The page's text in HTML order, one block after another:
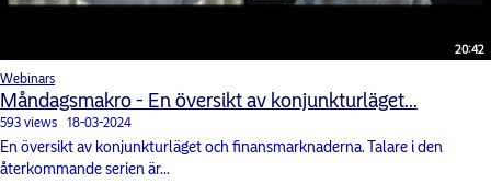
20:42
Webinars
Måndagsmakro - En översikt av konjunkturläget...
593 views 18-03-2024
En översikt av konjunkturläget och finansmarknaderna. Talare i den
återkommande serien är...